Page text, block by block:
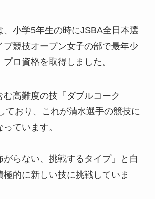
、小学5年生の時にJSBA全日本選
プ競技オープン女子の部で最年少
ロ資格を取得しました。
む高難度の技「ダブルコーク
ており、これが清水選手の競技に
ています。
がらない、挑戦するタイプ」と自
極的に新しい技に挑戦していま